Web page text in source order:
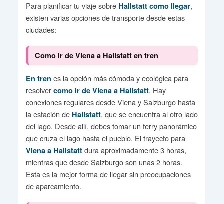
Para planificar tu viaje sobre Hallstatt como llegar,
existen varias opciones de transporte desde estas
ciudades:
Como ir de Viena a Hallstatt en tren
En tren es la opción más cómoda y ecológica para
resolver como ir de Viena a Hallstatt. Hay
conexiones regulares desde Viena y Salzburgo hasta
la estación de Hallstatt, que se encuentra al otro lado
del lago. Desde allí, debes tomar un ferry panorámico
que cruza el lago hasta el pueblo. El trayecto para
Viena a Hallstattdura aproximadamente 3 horas,
mientras que desde Salzburgo son unas 2 horas.
Esta es la mejor forma de llegar sin preocupaciones
de aparcamiento.